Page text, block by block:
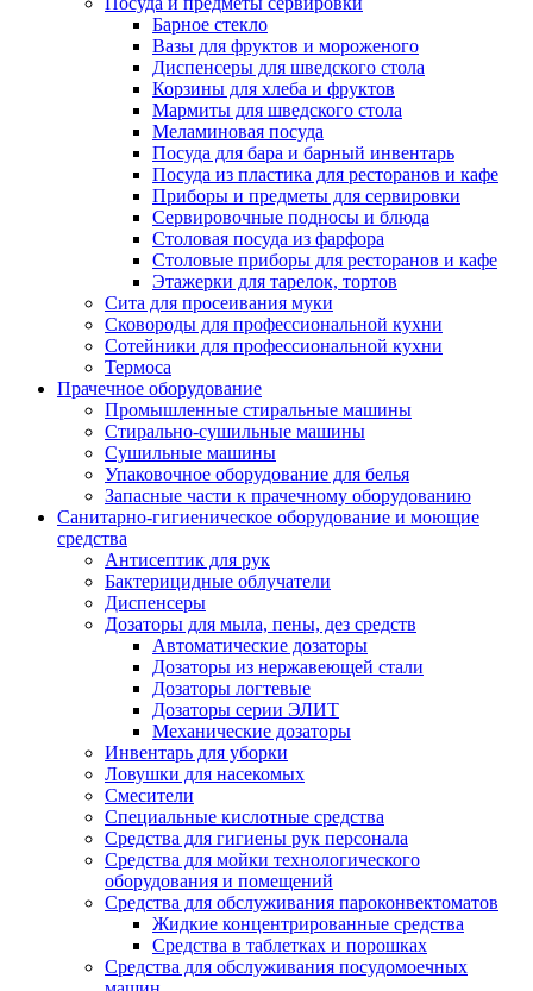
Барное стекло
Вазы для фруктов и мороженого
Диспенсеры для шведского стола
Корзины для хлеба и фруктов
Мармиты для шведского стола
Меламиновая посуда
Посуда для бара и барный инвентарь
Посуда из пластика для ресторанов и кафе
Приборы и предметы для сервировки
Сервировочные подносы и блюда
Столовая посуда из фарфора
Столовые приборы для ресторанов и кафе
Этажерки для тарелок, тортов
Сита для просеивания муки
Сковороды для профессиональной кухни
Сотейники для профессиональной кухни
Термоса
Прачечное оборудование
Промышленные стиральные машины
Стирально-сушильные машины
Сушильные машины
Упаковочное оборудование для белья
Запасные части к прачечному оборудованию
Санитарно-гигиеническое оборудование и моющие
средства
Антисептик для рук
Бактерицидные облучатели
Диспенсеры
Дозаторы для мыла, пены, дез средств
Автоматические дозаторы
Дозаторы из нержавеющей стали
Дозаторы логтевые
Дозаторы серии ЭЛИТ
Механические дозаторы
Инвентарь для уборки
Ловушки для насекомых
Смесители
Специальные кислотные средства
Средства для гигиены рук персонала
Средства для мойки технологического
оборудования и помещений
Средства для обслуживания пароконвектоматов
Жидкие концентрированные средства
Средства в таблетках и порошках
Средства для обслуживания посудомоечных